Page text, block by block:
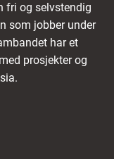
fri og selvstendig
som jobber under
har et
prosjekter og